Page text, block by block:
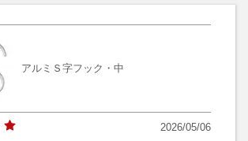
アルミＳ字フック・中
2026/05/06